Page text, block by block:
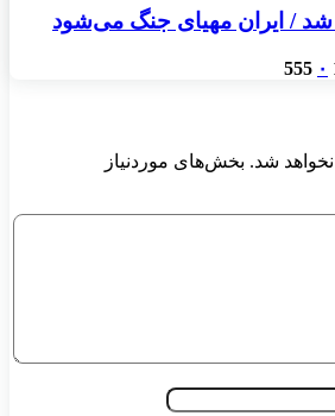
شد / ایران مهیای جنگ می‌شود
۰ 555
شد. بخش‌های موردنیاز